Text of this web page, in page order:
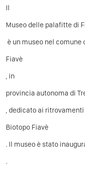
Il
Museo delle palafitte di
è un museo nel comune
Fiavè
, in
provincia autonoma di
, dedicato ai
Biotopo Fiavè
. Il museo è stato
.